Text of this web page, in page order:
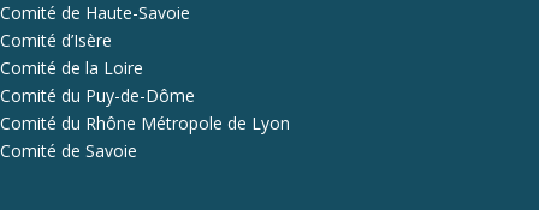
Comité de Haute-Savoie
Comité d’Isère
Comité de la Loire
Comité du Puy-de-Dôme
Comité du Rhône Métropole de Lyon
Comité de Savoie